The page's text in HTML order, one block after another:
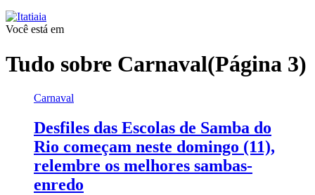
Você está em
Tudo sobre Carnaval(Página 3)
Carnaval
Desfiles das Escolas de Samba do
Rio começam neste domingo (11),
relembre os melhores sambas-
enredo